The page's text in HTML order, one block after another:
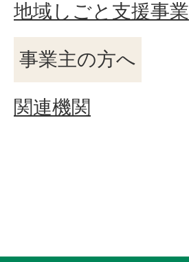
地域しごと支援事業
事業主の方へ
関連機関